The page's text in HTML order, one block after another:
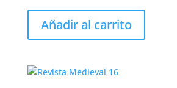
Añadir al carrito